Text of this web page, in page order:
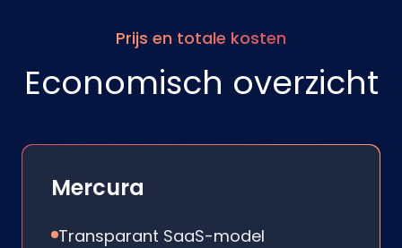
Prijs en totale kosten
Economisch overzicht
Mercura
Transparant SaaS-model